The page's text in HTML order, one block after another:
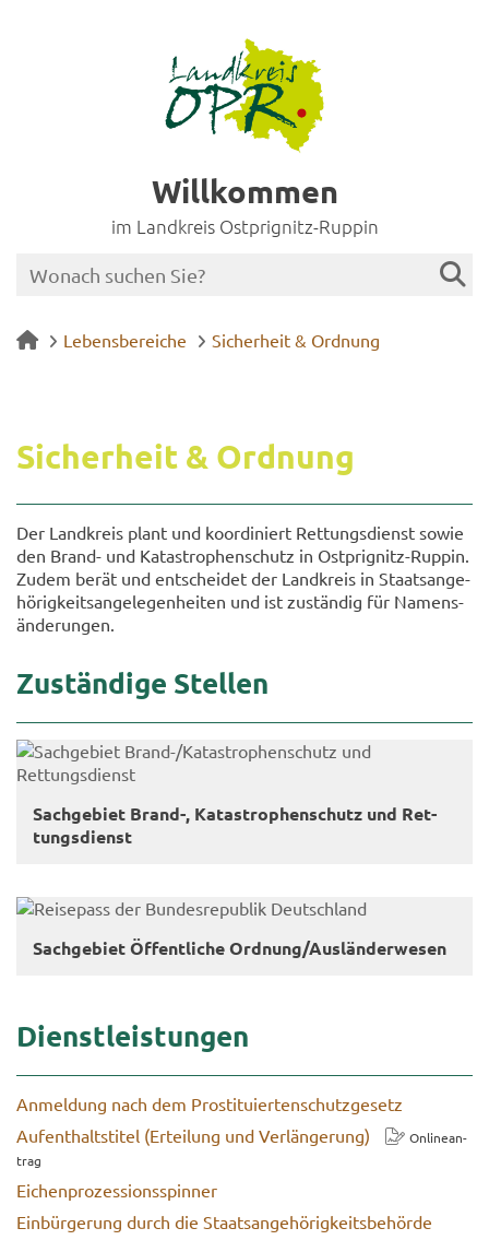
Willkommen
im Landkreis Ostprignitz-Ruppin
Lebensbereiche Sicherheit & Ordnung
Si­cher­heit & Ord­nung
Der Land­kreis plant und ko­or­di­niert Ret­tungs­dienst sowie
den Brand-​ und Ka­ta­stro­phen­schutz in Ostprignitz-​Ruppin.
Zudem berät und ent­schei­det der Land­kreis in Staats­an­ge­
hö­rig­keits­an­ge­le­gen­hei­ten und ist zu­stän­dig für Na­mens­
än­de­run­gen.
Zu­stän­di­ge Stel­len
Sach­ge­biet Brand-​, Ka­ta­stro­phen­schutz und Ret­
tungs­dienst
Sach­ge­biet Öf­fent­li­che Ord­nung/Aus­län­der­we­sen
Dienst­leis­tun­gen
An­mel­dung nach dem Pro­sti­tu­ier­ten­schutz­ge­setz
Auf­ent­halts­ti­tel (Er­tei­lung und Ver­län­ge­rung)
On­line­an­
trag
Ei­chen­pro­zes­si­ons­spin­ner
Ein­bür­ge­rung durch die Staats­an­ge­hö­rig­keits­be­hör­de